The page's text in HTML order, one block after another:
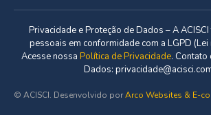
Privacidade e Proteção de Dados – A
pessoais em conformidade com a LGPD
Acesse nossa Política de Privacidade. Contato
Dados:
© ACISCI. Desenvolvido porArco Websites & E-